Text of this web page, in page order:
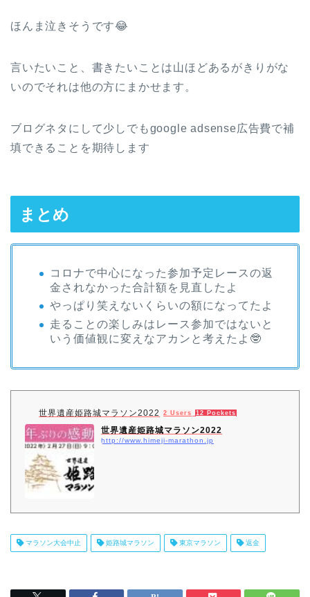
ほんま泣きそうです😂
言いたいこと、書きたいことは山ほどあるがきりがな
いのでそれは他の方にまかせます。
ブログネタにして少しでもgoogle adsense広告費で補
填できることを期待します
まとめ
コロナで中心になった参加予定レースの返
金されなかった合計額を見直したよ
やっぱり笑えないくらいの額になってたよ
走ることの楽しみはレース参加ではないと
いう価値観に変えなアカンと考えたよ🤓
世界遺産姫路城マラソン2022 2 Users 12 Pockets
世界遺産姫路城マラソン2022
http://www.himeji-marathon.jp
マラソン大会中止 姫路城マラソン 東京マラソン 返金